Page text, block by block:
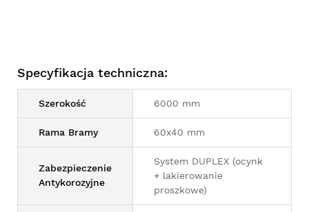
Specyfikacja techniczna:
Szerokość 6000 mm
Rama Bramy 60x40 mm
Zabezpieczenie
Antykorozyjne
System DUPLEX (ocynk
+ lakierowanie
proszkowe)